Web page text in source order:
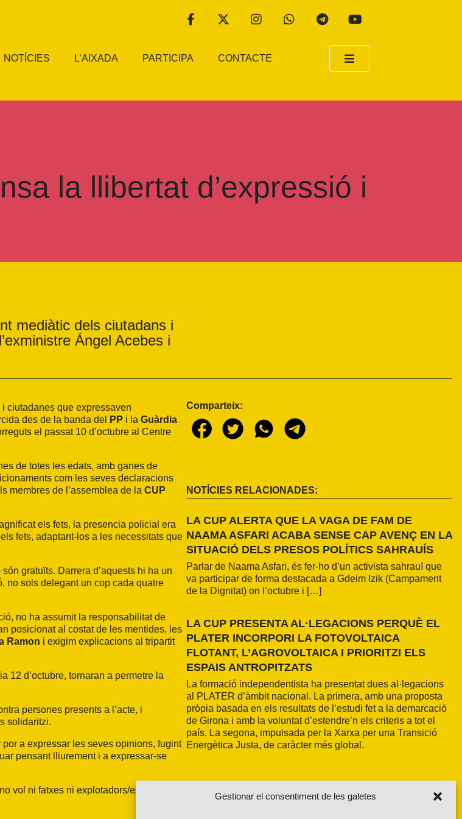
Gestionar el consentiment de les galetes
NOTÍCIES L’AIXADA PARTICIPA CONTACTE
la llibertat d’expressió i
mediàtic dels ciutadans i
Ángel Acebes i
ciutadanes que expressaven
des de la banda del PP i la Guàrdia
el passat 10 d’octubre al Centre
de totes les edats, amb ganes de
com les seves declaracions
membres de l’assemblea de la CUP
els fets, la presencia policial era
fets, adaptant-los a les necessitats que
gratuïts. Darrera d’aquests hi ha un
no sols delegant un cop cada quatre
no ha assumit la responsabilitat de
posicionat al costat de les mentides, les
Ramon i exigim explicacions al tripartit
12 d’octubre, tornaran a permetre la
persones presents a l’acte, i
solidaritzi.
a expressar les seves opinions, fugint
pensant lliurement i a expressar-se
vol ni fatxes ni explotadors/es”.
Comparteix:
NOTÍCIES RELACIONADES:
LA CUP ALERTA QUE LA VAGA DE FAM DE
NAAMA ASFARI ACABA SENSE CAP AVENÇ EN LA
SITUACIÓ DELS PRESOS POLÍTICS SAHRAUÍS
Parlar de Naama Asfari, és fer-ho d’un activista sahrauí que
va participar de forma destacada a Gdeim Izik (Campament
de la Dignitat) on l’octubre i […]
LA CUP PRESENTA AL·LEGACIONS PERQUÈ EL
PLATER INCORPORI LA FOTOVOLTAICA
FLOTANT, L’AGROVOLTAICA I PRIORITZI ELS
ESPAIS ANTROPITZATS
La formació independentista ha presentat dues al·legacions
al PLATER d’àmbit nacional. La primera, amb una proposta
pròpia basada en els resultats de l’estudi fet a la demarcació
de Girona i amb la voluntat d’estendre’n els criteris a tot el
país. La segona, impulsada per la Xarxa per una Transició
Energètica Justa, de caràcter més global.